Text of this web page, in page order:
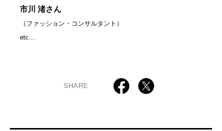
市川 渚さん
（ファッション・コンサルタント）
etc…
SHARE